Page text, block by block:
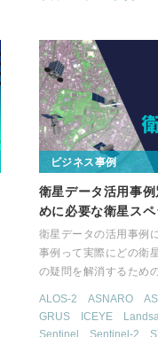
ビジネス事例
衛星データ活用事
めに必要な衛星ス
衛星データの活用事例
事例って実際にどの衛
の疑問を解消するため
ALOS-2 ASNARO
GRUS
ICEYE
Sentinel
Sentinel-2